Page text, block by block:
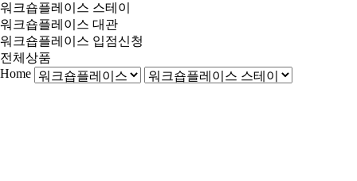
워크숍플레이스 스테이
워크숍플레이스 대관
워크숍플레이스 입점신청
전체상품
Home